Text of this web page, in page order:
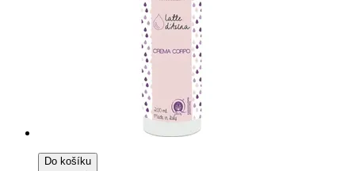
Do košíku